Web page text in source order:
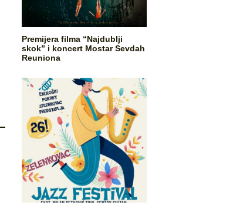
Premijera filma “Najdublji
skok” i koncert Mostar Sevdah
Reuniona